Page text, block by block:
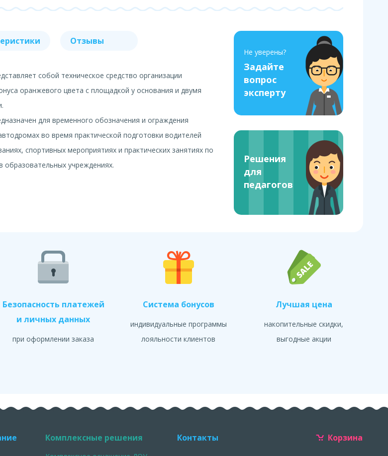
Не уверены?
Задайте
вопрос
эксперту
Решения
для
педагогов
Отзывы
собой техническое средство организации
оранжевого цвета с площадкой у основания и двумя
для временного обозначения и ограждения
во время практической подготовки водителей
спортивных мероприятиях и практических занятиях по
учреждениях.
Безопасность платежей
и личных данных
при оформлении заказа
Система бонусов
индивидуальные программы
лояльности клиентов
Лучшая цена
накопительные скидки,
выгодные акции
Комплексные решения Контакты Корзина